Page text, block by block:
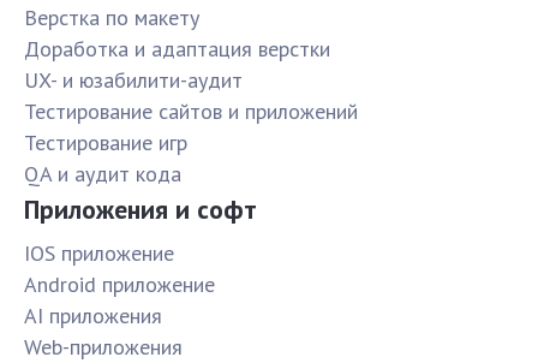
Верстка по макету
Доработка и адаптация верстки
UX- и юзабилити-аудит
Тестирование сайтов и приложений
Тестирование игр
QA и аудит кода
Приложения и софт
IOS приложение
Android приложение
AI приложения
Web-приложения